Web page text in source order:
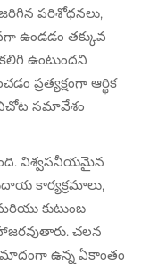
పరిశోధనలు,
ఉండడం తక్కువ
ఉంటుందని
ప్రత్యక్షంగా ఆర్థిక
సమావేశం
విశ్వసనీయమైన
కార్యక్రమాలు,
కుటుంబ
చలన
ఉన్న ఏకాంతం